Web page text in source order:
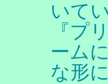
いて
『プ
ーム
な形